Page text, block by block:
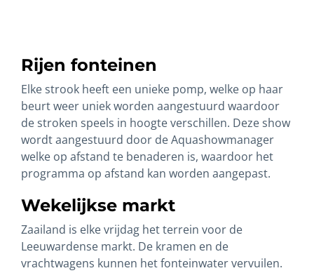
Rijen fonteinen
Elke strook heeft een unieke pomp, welke op haar
beurt weer uniek worden aangestuurd waardoor
de stroken speels in hoogte verschillen. Deze show
wordt aangestuurd door de Aquashowmanager
welke op afstand te benaderen is, waardoor het
programma op afstand kan worden aangepast.
Wekelijkse markt
Zaailand is elke vrijdag het terrein voor de
Leeuwardense markt. De kramen en de
vrachtwagens kunnen het fonteinwater vervuilen.